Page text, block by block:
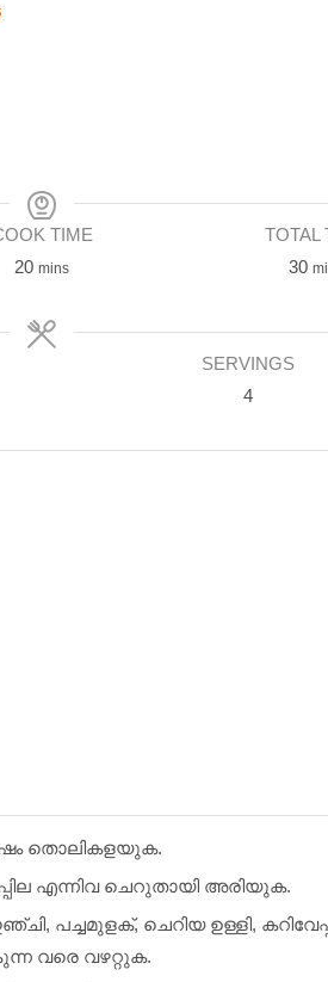
TIME
20minutes
mins
TOTAL
30
SERVINGS
4
തൊലികളയുക.
എന്നിവ ചെറുതായി അരിയുക.
പച്ചമുളക്, ചെറിയ ഉള്ളി,
വരെ വഴറ്റുക.